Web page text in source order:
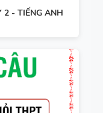
2 - TIẾNG ANH